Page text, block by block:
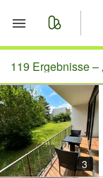
Start
Merkliste
Anzeige
119 Ergebnisse –
3